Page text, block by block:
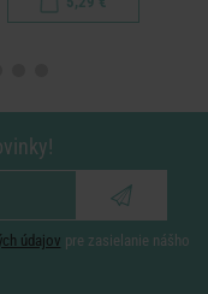
údajov pre zasielanie nášho